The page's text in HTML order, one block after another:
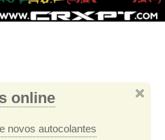
online
novos autocolantes